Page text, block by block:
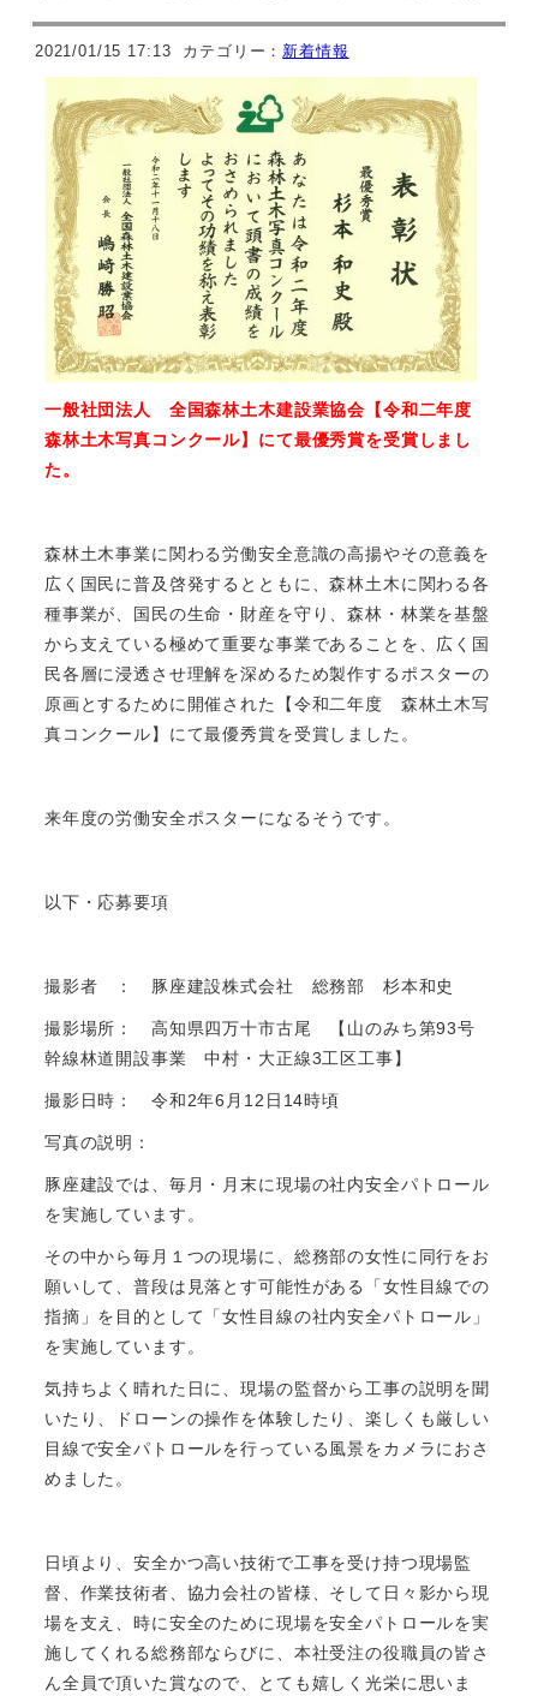
2021/01/15 17:13 カテゴリー： 新着情報
一般社団法人 全国森林土木建設業協会【令和二年度
森林土木写真コンクール】にて最優秀賞を受賞しまし
た。
森林土木事業に関わる労働安全意識の高揚やその意義を
広く国民に普及啓発するとともに、森林土木に関わる各
種事業が、国民の生命・財産を守り、森林・林業を基盤
から支えている極めて重要な事業であることを、広く国
民各層に浸透させ理解を深めるため製作するポスターの
原画とするために開催された【令和二年度 森林土木写
真コンクール】にて最優秀賞を受賞しました。
来年度の労働安全ポスターになるそうです。
以下・応募要項
撮影者 ： 豚座建設株式会社 総務部 杉本和史
撮影場所： 高知県四万十市古尾 【山のみち第93号
幹線林道開設事業 中村・大正線3工区工事】
撮影日時： 令和2年6月12日14時頃
写真の説明：
豚座建設では、毎月・月末に現場の社内安全パトロール
を実施しています。
その中から毎月１つの現場に、総務部の女性に同行をお
願いして、普段は見落とす可能性がある「女性目線での
指摘」を目的として「女性目線の社内安全パトロール」
を実施しています。
気持ちよく晴れた日に、現場の監督から工事の説明を聞
いたり、ドローンの操作を体験したり、楽しくも厳しい
目線で安全パトロールを行っている風景をカメラにおさ
めました。
日頃より、安全かつ高い技術で工事を受け持つ現場監
督、作業技術者、協力会社の皆様、そして日々影から現
場を支え、時に安全のために現場を安全パトロールを実
施してくれる総務部ならびに、本社受注の役職員の皆さ
ん全員で頂いた賞なので、とても嬉しく光栄に思いま